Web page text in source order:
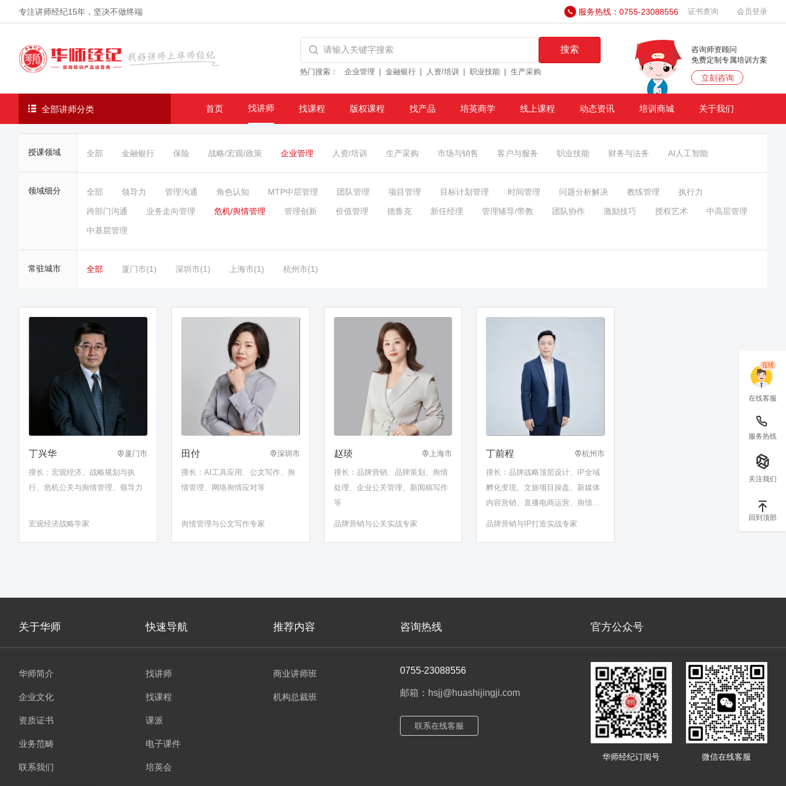
专注讲师经纪15年 ，坚决不做终端 服务热线：0755-23088556 证书查询 会员登录
搜索
热门搜索： 企业管理 金融银行 人资/培训 职业技能 生产采购
咨询师资顾问
免费定制专属培训方案
立刻咨询
全部讲师分类 首页 找讲师 找课程 版权课程 找产品 培英商学 线上课程 动态资讯 培训商城 关于我们
授课领域 全部 金融银行 保险 战略/宏观/政策 企业管理 人资/培训 生产采购 市场与销售 客户与服务 职业技能 财务与法务 AI人工智能
领域细分 全部 领导力 管理沟通 角色认知 MTP中层管理 团队管理 项目管理 目标计划管理 时间管理 问题分析解决 教练管理 执行力
跨部门沟通 业务走向管理 危机/舆情管理 管理创新 价值管理 德鲁克 新任经理 管理辅导/带教 团队协作 激励技巧 授权艺术 中高层管理
中基层管理
常驻城市 全部 厦门市(1) 深圳市(1) 上海市(1) 杭州市(1)
丁兴华 厦门市
擅长：宏观经济、战略规划与执
行、危机公关与舆情管理、领导力
宏观经济战略学家
田付 深圳市
擅长：AI工具应用、公文写作、舆
情管理、网络舆情应对等
舆情管理与公文写作专家
赵琰 上海市
擅长：品牌营销、品牌策划、舆情
处理、企业公关管理、新闻稿写作
等
品牌营销与公关实战专家
丁前程 杭州市
擅长：品牌战略顶层设计、IP全域
孵化变现、文旅项目操盘、新媒体
内容营销、直播电商运营、舆情危
品牌营销与IP打造实战专家
关于华师 快速导航 推荐内容 咨询热线 官方公众号
华师简介
企业文化
资质证书
业务范畴
联系我们
找讲师
找课程
课派
电子课件
培英会
商业讲师班
机构总裁班
0755-23088556
邮箱：hsjj@huashijingji.com
联系在线客服
华师经纪订阅号 微信在线客服
在线客服
服务热线
关注我们
回到顶部